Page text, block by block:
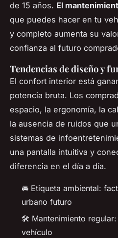
de 15 años. El
que puedes hacer en tu
y completo aumenta su
confianza al futuro
Tendencias de diseño y
El confort interior está
potencia bruta. Los
espacio, la ergonomía, la
la ausencia de ruidos que
sistemas de
una pantalla intuitiva y
diferencia en el día a día.
🚘 Etiqueta ambiental:
urbano futuro
🛠️ Mantenimiento
vehículo